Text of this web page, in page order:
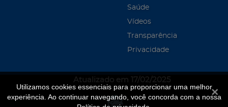
Utilizamos cookies essenciais para proporcionar uma melhor
experiência. Ao continuar navegando, você concorda com a nossa
Saúde
Vídeos
Transparência
Privacidade
Atualizado em 17/02/2025